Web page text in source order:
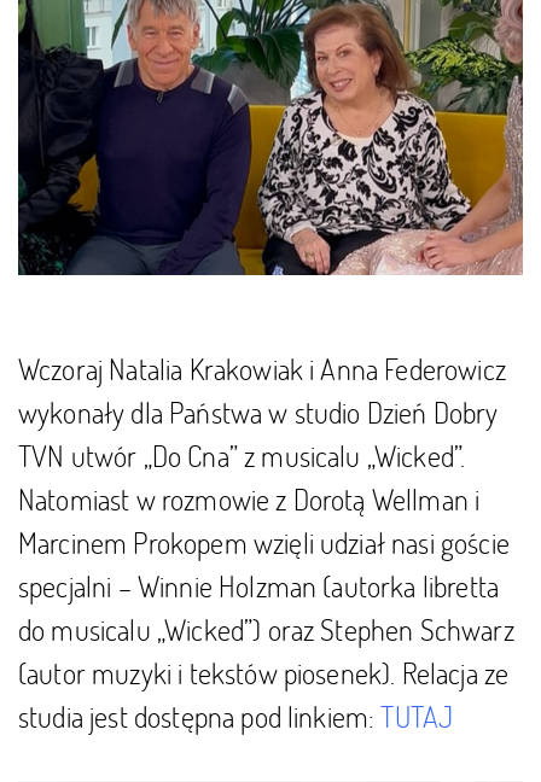
Wczoraj Natalia Krakowiak i Anna Federowicz
wykonały dla Państwa w studio Dzień Dobry
TVN utwór „Do Cna” z musicalu „Wicked”.
Natomiast w rozmowie z Dorotą Wellman i
Marcinem Prokopem wzięli udział nasi goście
specjalni – Winnie Holzman (autorka libretta
do musicalu „Wicked”) oraz Stephen Schwarz
(autor muzyki i tekstów piosenek). Relacja ze
studia jest dostępna pod linkiem:TUTAJ